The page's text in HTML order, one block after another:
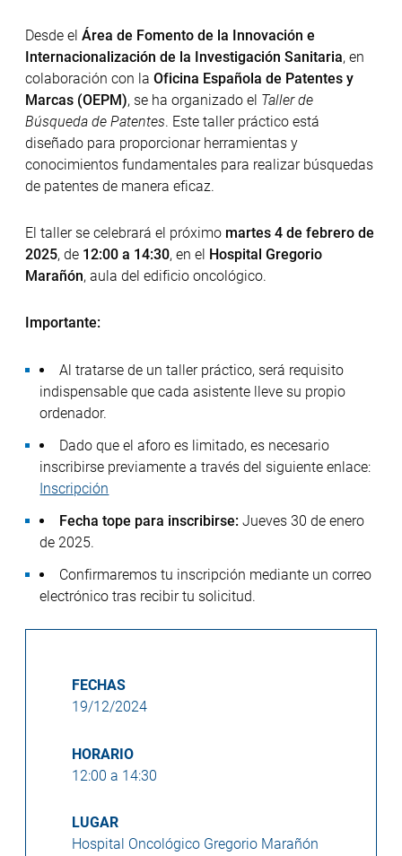
Desde elÁrea de Fomento de la Innovación e
Internacionalización de la Investigación Sanitaria, en
colaboración con laOficina Española de Patentes y
Marcas (OEPM), se ha organizado el Taller de
Búsqueda de Patentes. Este taller práctico está
diseñado para proporcionar herramientas y
conocimientos fundamentales para realizar búsquedas
de patentes de manera eficaz.
El taller se celebrará el próximo martes 4 de febrero de
2025, de 12:00 a 14:30, en el Hospital Gregorio
Marañón, aula del edificio oncológico.
Importante:
Al tratarse de un taller práctico, será requisito
indispensable que cada asistente lleve su propio
ordenador.
Dado que el aforo es limitado, es necesario
inscribirse previamente a través del siguiente enlace:
Inscripción
Fecha tope para inscribirse: Jueves 30 de enero
de 2025.
Confirmaremos tu inscripción mediante un correo
electrónico tras recibir tu solicitud.
FECHAS
19/12/2024
HORARIO
12:00 a 14:30
LUGAR
Hospital Oncológico Gregorio Marañón